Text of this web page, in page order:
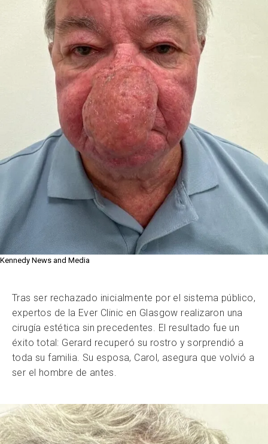
Kennedy News and Media
Tras ser rechazado inicialmente por el sistema público,
expertos de la Ever Clinic en Glasgow realizaron una
cirugía estética sin precedentes. El resultado fue un
éxito total: Gerard recuperó su rostro y sorprendió a
toda su familia. Su esposa, Carol, asegura que volvió a
ser el hombre de antes.